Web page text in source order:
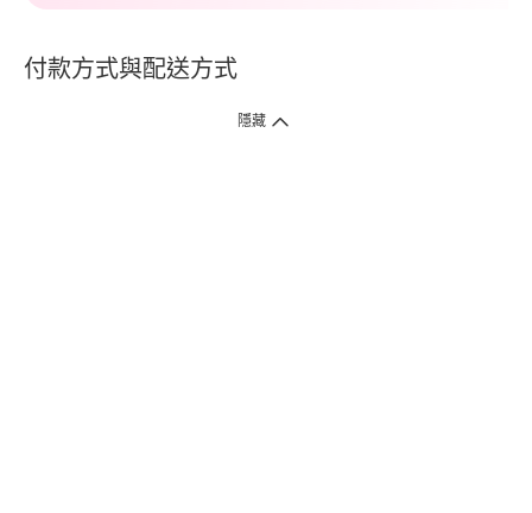
付款方式與配送方式
隱藏